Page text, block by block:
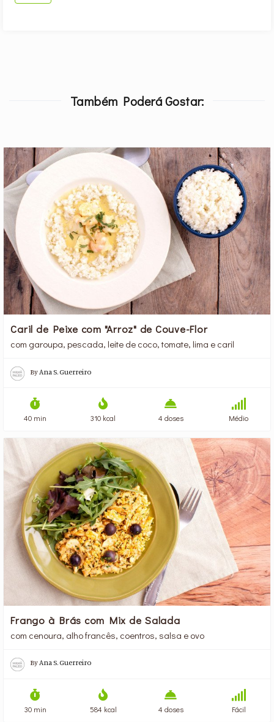
Também Poderá Gostar:
Caril de Peixe com "Arroz" de Couve-Flor
com garoupa, pescada, leite de coco, tomate, lima e caril
By Ana S. Guerreiro
40 min 310 kcal 4 doses Médio
Frango à Brás com Mix de Salada
com cenoura, alho francês, coentros, salsa e ovo
ByAna S. Guerreiro
30 min 584 kcal 4 doses Fácil